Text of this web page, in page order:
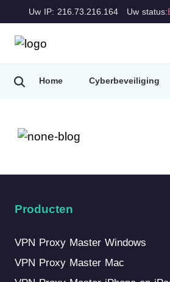
Uw IP: 216.73.216.164 Uw status:
Home Cyberbeveiliging
Producten
VPN Proxy Master Windows
VPN Proxy Master Mac